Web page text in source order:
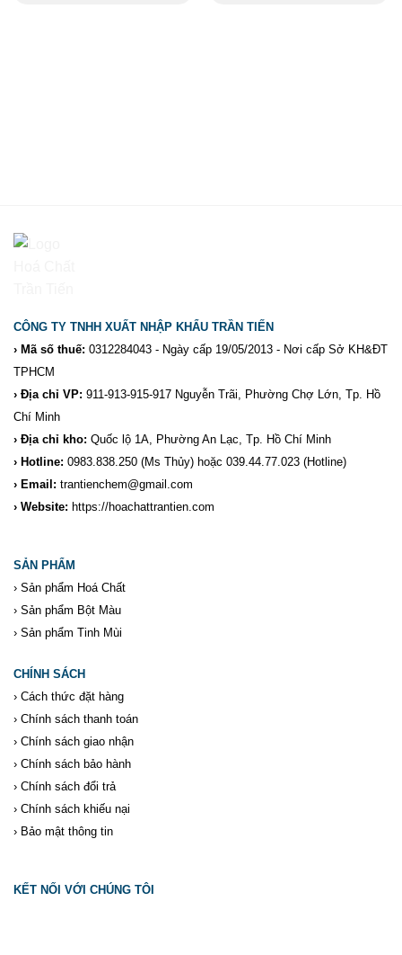
CÔNG TY TNHH XUẤT NHẬP KHẨU TRẦN TIẾN
› Mã số thuế: 0312284043 - Ngày cấp 19/05/2013 - Nơi cấp Sở KH&ĐT
TPHCM
› Địa chỉ VP: 911-913-915-917 Nguyễn Trãi, Phường Chợ Lớn, Tp. Hồ
Chí Minh
› Địa chỉ kho: Quốc lộ 1A, Phường An Lạc, Tp. Hồ Chí Minh
› Hotline: 0983.838.250(Ms Thủy) hoặc 039.44.77.023(Hotline)
› Email: trantienchem@gmail.com
› Website: https://hoachattrantien.com
SẢN PHẨM
› Sản phẩm Hoá Chất
› Sản phẩm Bột Màu
› Sản phẩm Tinh Mùi
CHÍNH SÁCH
› Cách thức đặt hàng
› Chính sách thanh toán
› Chính sách giao nhận
› Chính sách bảo hành
› Chính sách đổi trả
› Chính sách khiếu nại
› Bảo mật thông tin
KẾT NỐI VỚI CHÚNG TÔI